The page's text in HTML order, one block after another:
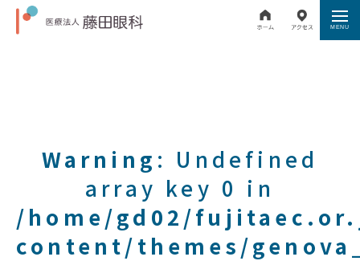
Warning : Undefined
array key 0 in
/home/gd02/
content/themes/